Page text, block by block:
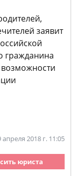
заявит
гражданина
апреля 2018 г. 11:05
юриста